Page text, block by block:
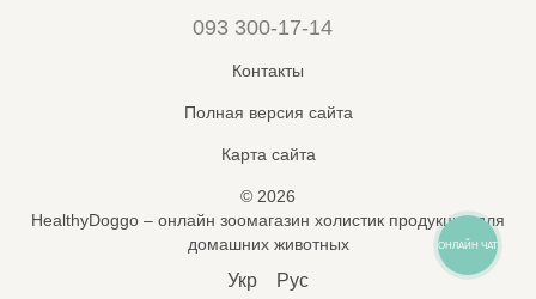
093 300-17-14
Контакты
Полная версия сайта
Карта сайта
© 2026
HealthyDoggo – онлайн зоомагазин холистик продукции для
домашних животных
Укр Рус
ОНЛАЙН ЧАТ